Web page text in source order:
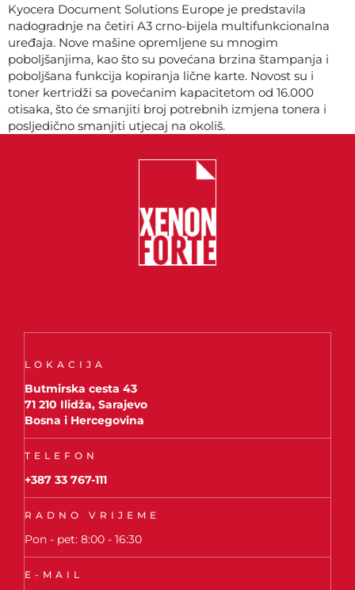
Kyocera Document Solutions Europe je predstavila
nadogradnje na četiri A3 crno-bijela multifunkcionalna
uređaja. Nove mašine opremljene su mnogim
poboljšanjima, kao što su povećana brzina štampanja i
poboljšana funkcija kopiranja lične karte. Novost su i
toner kertridži sa povećanim kapacitetom od 16.000
otisaka, što će smanjiti broj potrebnih izmjena tonera i
posljedično smanjiti utjecaj na okoliš.
LOKACIJA
Butmirska cesta 43
71 210 Ilidža, Sarajevo
Bosna i Hercegovina
TELEFON
+387 33 767-111
RADNO VRIJEME
Pon - pet: 8:00 - 16:30
E-MAIL